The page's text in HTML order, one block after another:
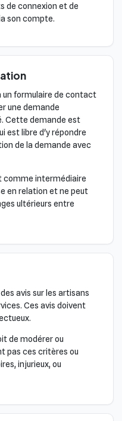
de connexion et de
son compte.
un formulaire de contact
une demande
Cette demande est
est libre d'y répondre
de la demande avec
comme intermédiaire
en relation et ne peut
ultérieurs entre
avis sur les artisans
Ces avis doivent
de modérer ou
pas ces critères ou
injurieux, ou